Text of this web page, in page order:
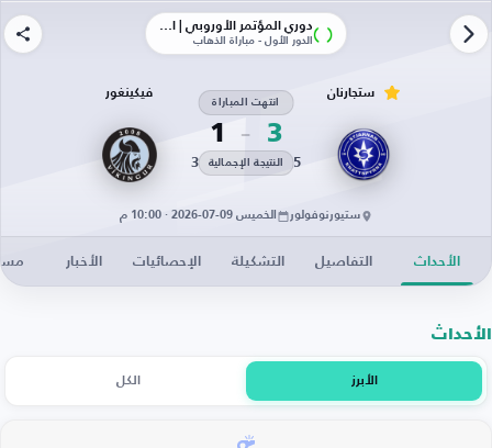
دوري المؤتمر الأوروبي | الأدوار الإقصائية
الدور الأول - مباراة الذهاب
ستجارنان
3
انتهت المباراة
1
5 النتيجة الإجمالية 3
فيكينغور
ستيورنوفولور الخميس 09-07-2026 · 10:00 م
الأحداث التفاصيل التشكيلة الإحصائيات الأخبار
الأحداث
الأبرز الكل